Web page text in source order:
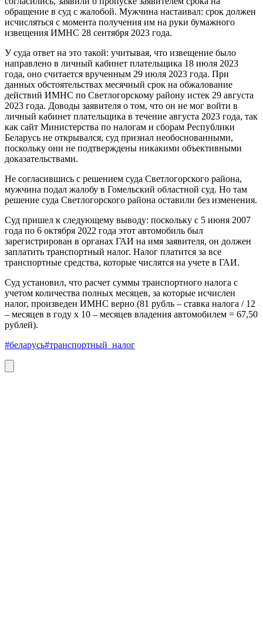
обращение в суд с жалобой. Мужчина настаивал: срок должен
исчисляться с момента получения им на руки бумажного
извещения ИМНС 28 сентября 2023 года.
У суда ответ на это такой: учитывая, что извещение было
направлено в личный кабинет плательщика 18 июля 2023
года, оно считается врученным 29 июля 2023 года. При
данных обстоятельствах месячный срок на обжалование
действий ИМНС по Светлогорскому району истек 29 августа
2023 года. Доводы заявителя о том, что он не мог войти в
личный кабинет плательщика в течение августа 2023 года, так
как сайт Министерства по налогам и сборам Республики
Беларусь не открывался, суд признал необоснованными,
поскольку они не подтверждены никакими объективными
доказательствами.
Не согласившись с решением суда Светлогорского района,
мужчина подал жалобу в Гомельский областной суд. Но там
решение суда Светлогорского района оставили без изменения.
Суд пришел к следующему выводу: поскольку с 5 июня 2007
года по 6 октября 2022 года этот автомобиль был
зарегистрирован в органах ГАИ на имя заявителя, он должен
заплатить транспортный налог. Налог платится за все
транспортные средства, которые числятся на учете в ГАИ.
Суд установил, что расчет суммы транспортного налога с
учетом количества полных месяцев, за которые исчислен
налог, произведен ИМНС верно (81 рубль – ставка налога / 12
– месяцев в году х 10 – месяцев владения автомобилем = 67,50
рублей).
#беларусь#транспортный_налог